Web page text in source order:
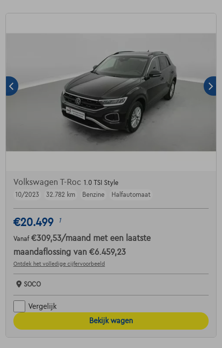
Volkswagen T-Roc 1.0 TSI Style
10/2023
32.782 km Benzine Halfautomaat
€20.499 1
Vanaf €309,53/maand met een laatste
maandaflossing van €6.459,23
Ontdek het volledige cijfervoorbeeld
SOCO
Vergelijk
Bekijk wagen